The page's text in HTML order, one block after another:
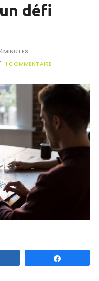
défi
4MINUTES
1 COMMENTAIRE